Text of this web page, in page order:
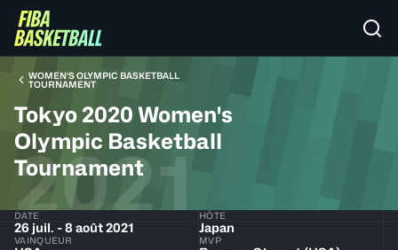
WOMEN'S OLYMPIC BASKETBALL
TOURNAMENT
Tokyo 2020 Women's
Olympic Basketball
Tournament
2021
DATE
26 juil. - 8 août 2021
HÔTE
Japan
VAINQUEUR MVP